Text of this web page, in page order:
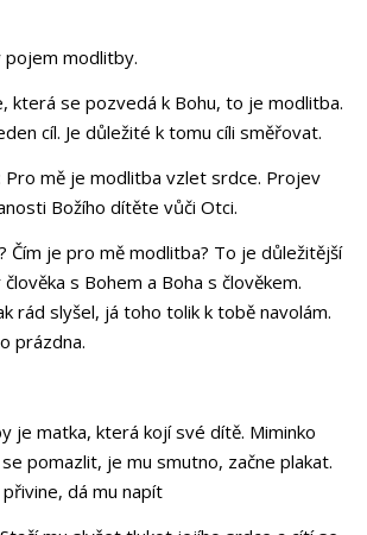
pojem modlitby.
která se pozvedá k Bohu, to je modlitba.
cíl. Je důležité k tomu cíli směřovat.
Pro mě je modlitba vzlet srdce. Projev
Božího dítěte vůči Otci.
Čím je pro mě modlitba? To je důležitější
s Bohem a Boha s člověkem.
rád slyšel, já toho tolik k tobě navolám.
prázdna.
je matka, která kojí své dítě. Miminko
pomazlit, je mu smutno, začne plakat.
dá mu napít